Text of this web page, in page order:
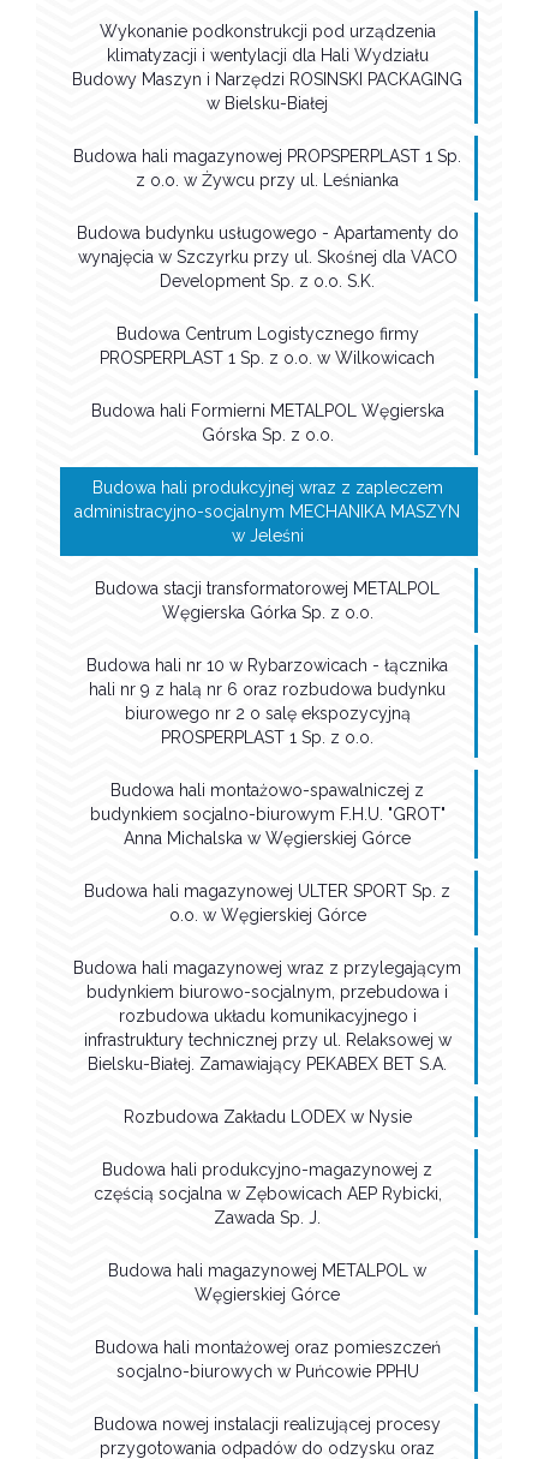
Wykonanie podkonstrukcji pod urządzenia
klimatyzacji i wentylacji dla Hali Wydziału
Budowy Maszyn i Narzędzi ROSINSKI PACKAGING
w Bielsku-Białej
Budowa hali magazynowej PROPSPERPLAST 1 Sp.
z o.o. w Żywcu przy ul. Leśnianka
Budowa budynku usługowego - Apartamenty do
wynajęcia w Szczyrku przy ul. Skośnej dla VACO
Development Sp. z o.o. S.K.
Budowa Centrum Logistycznego firmy
PROSPERPLAST 1 Sp. z o.o. w Wilkowicach
Budowa hali Formierni METALPOL Węgierska
Górska Sp. z o.o.
Budowa hali produkcyjnej wraz z zapleczem
administracyjno-socjalnym MECHANIKA MASZYN
w Jeleśni
Budowa stacji transformatorowej METALPOL
Węgierska Górka Sp. z o.o.
Budowa hali nr 10 w Rybarzowicach - łącznika
hali nr 9 z halą nr 6 oraz rozbudowa budynku
biurowego nr 2 o salę ekspozycyjną
PROSPERPLAST 1 Sp. z o.o.
Budowa hali montażowo-spawalniczej z
budynkiem socjalno-biurowym F.H.U. "GROT"
Anna Michalska w Węgierskiej Górce
Budowa hali magazynowej ULTER SPORT Sp. z
o.o. w Węgierskiej Górce
Budowa hali magazynowej wraz z przylegającym
budynkiem biurowo-socjalnym, przebudowa i
rozbudowa układu komunikacyjnego i
infrastruktury technicznej przy ul. Relaksowej w
Bielsku-Białej. Zamawiający PEKABEX BET S.A.
Rozbudowa Zakładu LODEX w Nysie
Budowa hali produkcyjno-magazynowej z
częścią socjalna w Zębowicach AEP Rybicki,
Zawada Sp. J.
Budowa hali magazynowej METALPOL w
Węgierskiej Górce
Budowa hali montażowej oraz pomieszczeń
socjalno-biurowych w Puńcowie PPHU
Budowa nowej instalacji realizującej procesy
przygotowania odpadów do odzysku oraz